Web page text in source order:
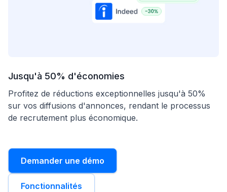
Jusqu'à 50% d'économies
Profitez de réductions exceptionnelles jusqu'à 50%
sur vos diffusions d'annonces, rendant le processus
de recrutement plus économique.
Fonctionnalités
Demander une démo